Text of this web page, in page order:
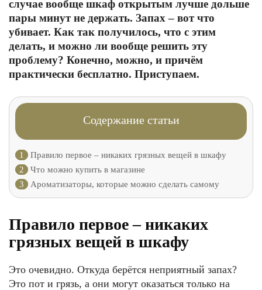
случае вообще шкаф открытым лучше дольше
пары минут не держать. Запах – вот что
убивает. Как так получилось, что с этим
делать, и можно ли вообще решить эту
проблему? Конечно, можно, и причём
практически бесплатно. Приступаем.
Содержание статьи
1
Правило первое – никаких грязных вещей в шкафу
2
Что можно купить в магазине
3
Ароматизаторы, которые можно сделать самому
Правило первое – никаких
грязных вещей в шкафу
Это очевидно. Откуда берётся неприятный запах?
Это пот и грязь, а они могут оказаться только на